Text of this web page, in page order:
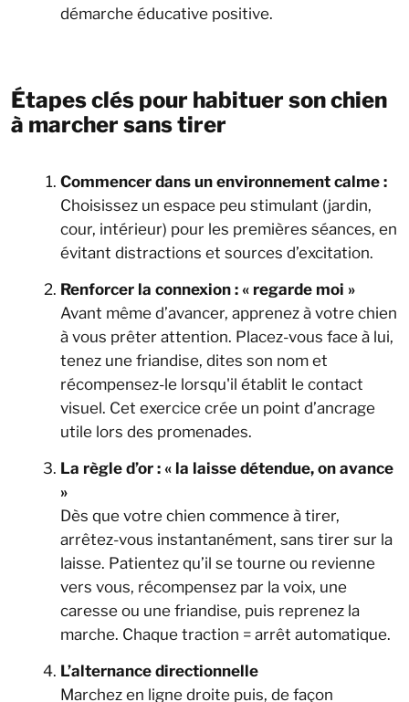
démarche éducative positive.
Étapes clés pour habituer son chien
à marcher sans tirer
Commencer dans un environnement calme :
Choisissez un espace peu stimulant (jardin,
cour, intérieur) pour les premières séances, en
évitant distractions et sources d’excitation.
Renforcer la connexion : « regarde moi »
Avant même d’avancer, apprenez à votre chien
à vous prêter attention. Placez-vous face à lui,
tenez une friandise, dites son nom et
récompensez-le lorsqu'il établit le contact
visuel. Cet exercice crée un point d’ancrage
utile lors des promenades.
La règle d’or : « la laisse détendue, on avance
»
Dès que votre chien commence à tirer,
arrêtez-vous instantanément, sans tirer sur la
laisse. Patientez qu’il se tourne ou revienne
vers vous, récompensez par la voix, une
caresse ou une friandise, puis reprenez la
marche. Chaque traction = arrêt automatique.
L’alternance directionnelle
Marchez en ligne droite puis, de façon